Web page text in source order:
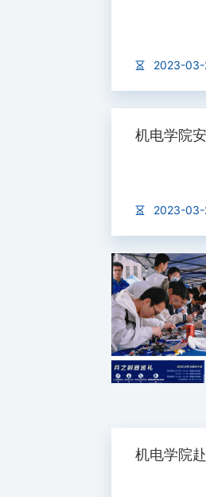
2023-03-
机电学院
2023-03-
机电学院